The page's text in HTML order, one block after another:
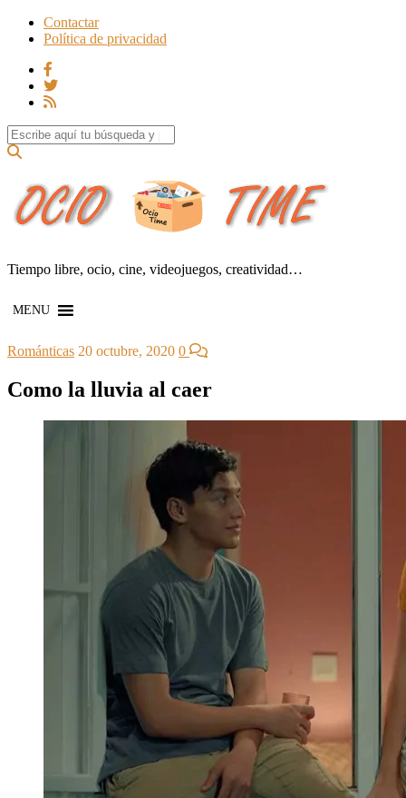
Contactar
Política de privacidad
Search for:
Tiempo libre, ocio, cine, videojuegos, creatividad…
MENU
Románticas 20 octubre, 2020 0
Como la lluvia al caer